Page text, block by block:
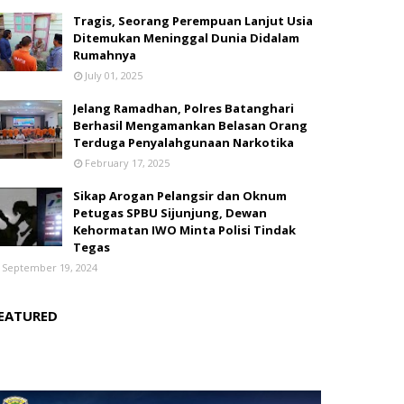
Tragis, Seorang Perempuan Lanjut Usia
Ditemukan Meninggal Dunia Didalam
Rumahnya
July 01, 2025
Jelang Ramadhan, Polres Batanghari
Berhasil Mengamankan Belasan Orang
Terduga Penyalahgunaan Narkotika
February 17, 2025
Sikap Arogan Pelangsir dan Oknum
Petugas SPBU Sijunjung, Dewan
Kehormatan IWO Minta Polisi Tindak
Tegas
September 19, 2024